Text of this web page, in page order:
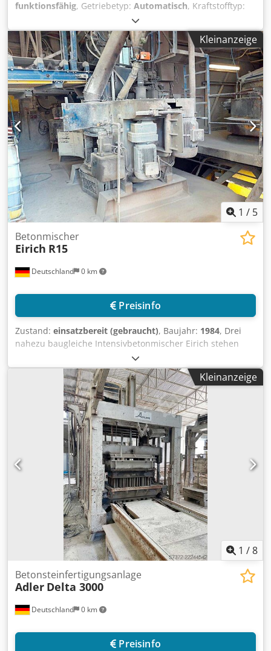
funktionsfähig, Getriebetyp: Automatisch, Kraftstofftyp:
, Wir bieten diese gebrauchte
MCF RF 1500 SS Mobile Betonmischanlage, Baujahr 2020,
an. Dsdpfxszrgxbj Al Ssck Kapazität: 1000 l Wenn Sie
Rückfragen haben oder mehr Informationen benötigen,
schreiben Sie uns gerne eine Nachricht oder rufen uns an.
Kleinanzeige
1 / 5
Deutschland 0 km
Betonmischer
Eirich R15
Preisinfo
Zustand: einsatzbereit (gebraucht), Baujahr: 1984, Drei
nahezu baugleiche Intensivbetonmischer Eirich stehen
voraussichtlich ab Januar 2027 zur Verfügung. Baujahre:
1974/1974/1984, Volumen: 500l, max. Füllgewicht: 655kg,
Mischbehälterdrehzahl: 36U/min, Wirblerdrehzahl:
130U/min, Wirblerwerkzeugdurchmesser: 880mm.
Dokumentation vorhanden. Eine Besichtigung vor Ort ist
möglich. Dedezi Eitspfx Al Sock
Kleinanzeige
1 /8
Deutschland 0 km
Betonsteinfertigungsanlage
Adler Delta 3000
Preisinfo